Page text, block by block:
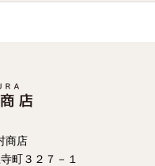
商店
町３２７－１